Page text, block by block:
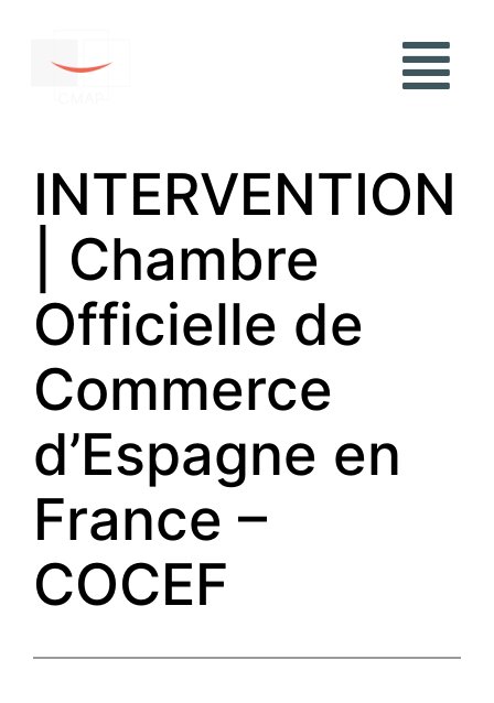
INTERVENTION
| Chambre
Officielle de
Commerce
d’Espagne en
France –
COCEF